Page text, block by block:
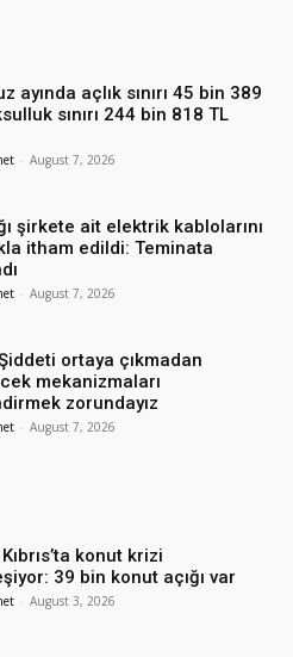
ayında açlık sınırı 45 bin 389
sınırı 244 bin 818 TL
- August 7, 2026
şirkete ait elektrik kablolarını
itham edildi: Teminata
- August 7, 2026
ortaya çıkmadan
mekanizmaları
zorundayız
- August 7, 2026
konut krizi
39 bin konut açığı var
- August 3, 2026